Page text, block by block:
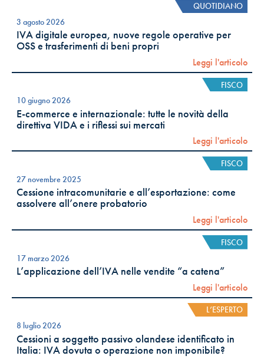
QUOTIDIANO
3 agosto 2026
IVA digitale europea, nuove regole operative per
OSS e trasferimenti di beni propri
Leggi l'articolo
FISCO
10 giugno 2026
E-commerce e internazionale: tutte le novità della
direttiva VIDA e i riflessi sui mercati
Leggi l'articolo
FISCO
27 novembre 2025
Cessione intracomunitarie e all’esportazione: come
assolvere all’onere probatorio
Leggi l'articolo
FISCO
17 marzo 2026
L’applicazione dell’IVA nelle vendite “a catena”
Leggi l'articolo
L’ESPERTO
8 luglio 2026
Cessioni a soggetto passivo olandese identificato in
Italia: IVA dovuta o operazione non imponibile?